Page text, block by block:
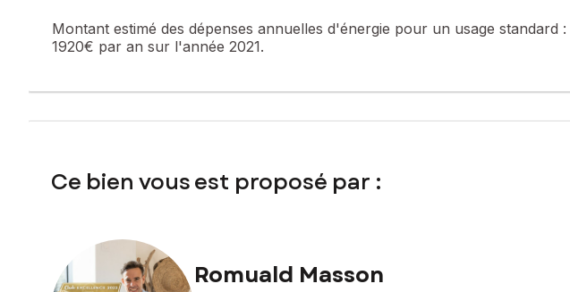
184
Montant estimé des dépenses annuelles d'énergie pour un usage standard :
1920€ par an sur l'année 2021.
Ce bien vous est proposé par :
Romuald Masson